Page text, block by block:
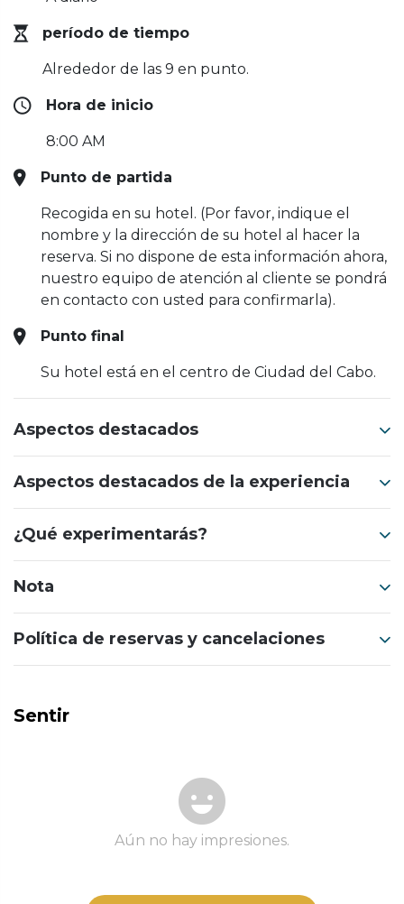
período de tiempo
Alrededor de las 9 en punto.
Hora de inicio
8:00 AM
Punto de partida
Recogida en su hotel. (Por favor, indique el
nombre y la dirección de su hotel al hacer la
reserva. Si no dispone de esta información ahora,
nuestro equipo de atención al cliente se pondrá
en contacto con usted para confirmarla).
Punto final
Su hotel está en el centro de Ciudad del Cabo.
Aspectos destacados
Aspectos destacados de la experiencia
¿Qué experimentarás?
Nota
Política de reservas y cancelaciones
Sentir
Aún no hay impresiones.